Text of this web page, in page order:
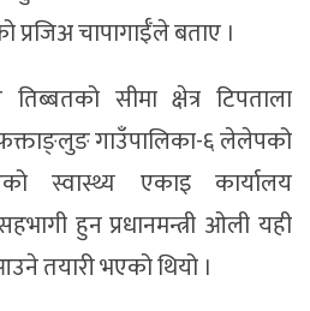
चापागाईँले बताए ।
तिब्बतको सीमा क्षेत्र टिपताला
फक्ताङ्लुङ गाउँपालिका-६ लेलेपको
स्वास्थ्य एकाइ कार्यालय
हुन प्रधानमन्त्री ओली यही
तयारी भएको थियो ।